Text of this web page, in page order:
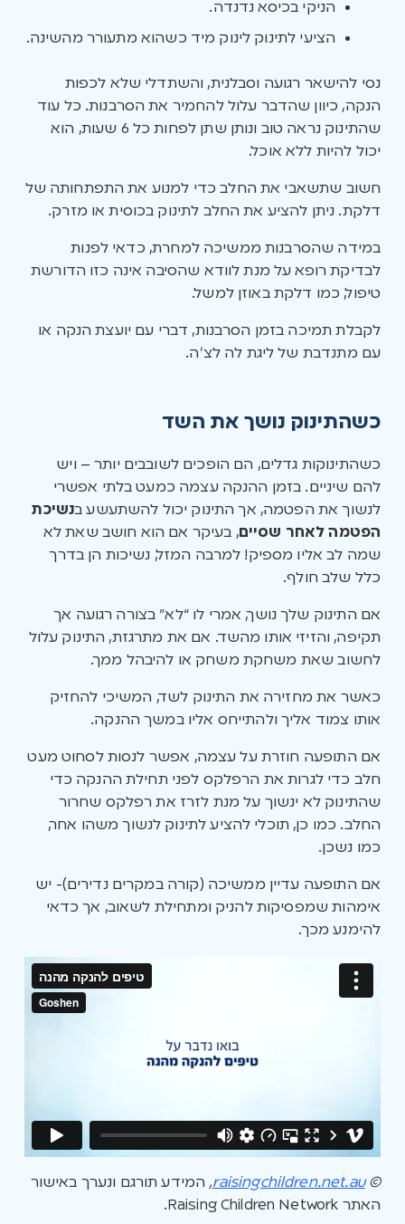
הניקי בכיסא נדנדה.
הציעי לתינוק לינוק מיד כשהוא מתעורר מהשינה.
נסי להישאר רגועה וסבלנית, והשתדלי שלא לכפות
הנקה, כיוון שהדבר עלול להחמיר את הסרבנות. כל עוד
שהתינוק נראה טוב ונותן שתן לפחות כל 6 שעות, הוא
יכול להיות ללא אוכל.
חשוב שתשאבי את החלב כדי למנוע את התפתחותה של
דלקת. ניתן להציע את החלב לתינוק בכוסית או מזרק.
במידה שהסרבנות ממשיכה למחרת, כדאי לפנות
לבדיקת רופא על מנת לוודא שהסיבה אינה כזו הדורשת
טיפול, כמו דלקת באוזן למשל.
לקבלת תמיכה בזמן הסרבנות, דברי עם יועצת הנקה או
עם מתנדבת של ליגת לה לצ’ה.
כשהתינוק נושך את השד
כשהתינוקות גדלים, הם הופכים לשובבים יותר – ויש
להם שיניים. בזמן ההנקה עצמה כמעט בלתי אפשרי
לנשוך את הפטמה, אך התינוק יכול להשתעשע בנשיכת
הפטמה לאחר שסיים, בעיקר אם הוא חושב שאת לא
שמה לב אליו מספיק! למרבה המזל, נשיכות הן בדרך
כלל שלב חולף.
אם התינוק שלך נושך, אמרי לו “לא” בצורה רגועה אך
תקיפה, והזיזי אותו מהשד. אם את מתרגזת, התינוק עלול
לחשוב שאת משחקת משחק או להיבהל ממך.
כאשר את מחזירה את התינוק לשד, המשיכי להחזיק
אותו צמוד אליך ולהתייחס אליו במשך ההנקה.
אם התופעה חוזרת על עצמה, אפשר לנסות לסחוט מעט
חלב כדי לגרות את הרפלקס לפני תחילת ההנקה כדי
שהתינוק לא ינשוך על מנת לזרז את רפלקס שחרור
החלב. כמו כן, תוכלי להציע לתינוק לנשוך משהו אחר,
כמו נשכן.
אם התופעה עדיין ממשיכה (קורה במקרים נדירים)- יש
אימהות שמפסיקות להניק ומתחילת לשאוב, אך כדאי
להימנע מכך.
©
raisingchildren.net.au
, המידע תורגם ונערך באישור
האתר Raising Children Network.